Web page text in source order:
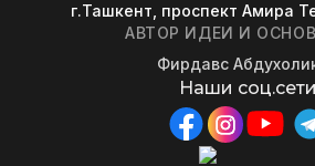
г.Ташкент, проспект Амира
АВТОР ИДЕИ И
Фирдавс
Наши соц.сети